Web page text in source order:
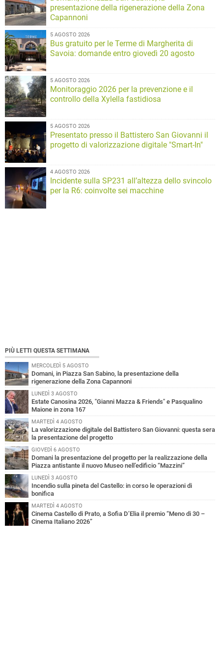
presentazione della rigenerazione della Zona
Capannoni
5 AGOSTO 2026
Bus gratuito per le Terme di Margherita di
Savoia: domande entro giovedì 20 agosto
5 AGOSTO 2026
Monitoraggio 2026 per la prevenzione e il
controllo della Xylella fastidiosa
5 AGOSTO 2026
Presentato presso il Battistero San Giovanni il
progetto di valorizzazione digitale "Smart-In"
4 AGOSTO 2026
Incidente sulla SP231 all’altezza dello svincolo
per la R6: coinvolte sei macchine
PIÙ LETTI QUESTA SETTIMANA
MERCOLEDÌ 5 AGOSTO
Domani, in Piazza San Sabino, la presentazione della
rigenerazione della Zona Capannoni
LUNEDÌ 3 AGOSTO
Estate Canosina 2026, "Gianni Mazza & Friends" e Pasqualino
Maione in zona 167
MARTEDÌ 4 AGOSTO
La valorizzazione digitale del Battistero San Giovanni: questa sera
la presentazione del progetto
GIOVEDÌ 6 AGOSTO
Domani la presentazione del progetto per la realizzazione della
Piazza antistante il nuovo Museo nell’edificio “Mazzini”
LUNEDÌ 3 AGOSTO
Incendio sulla pineta del Castello: in corso le operazioni di
bonifica
MARTEDÌ 4 AGOSTO
Cinema Castello di Prato, a Sofia D’Elia il premio “Meno di 30 –
Cinema Italiano 2026”